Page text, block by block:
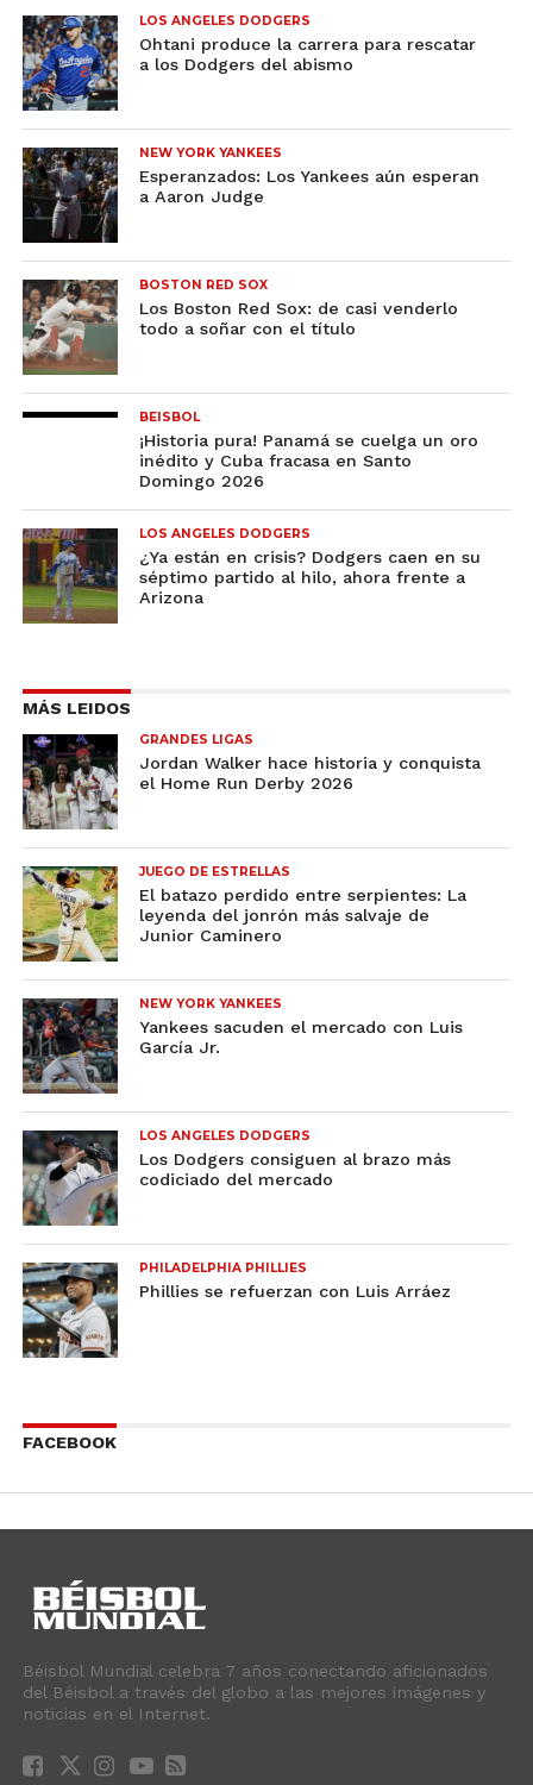
LOS ANGELES DODGERS
Ohtani produce la carrera para rescatar
a los Dodgers del abismo
NEW YORK YANKEES
Esperanzados: Los Yankees aún esperan
a Aaron Judge
BOSTON RED SOX
Los Boston Red Sox: de casi venderlo
todo a soñar con el título
BEISBOL
¡Historia pura! Panamá se cuelga un oro
inédito y Cuba fracasa en Santo
Domingo 2026
LOS ANGELES DODGERS
¿Ya están en crisis? Dodgers caen en su
séptimo partido al hilo, ahora frente a
Arizona
MÁS LEIDOS
GRANDES LIGAS
Jordan Walker hace historia y conquista
el Home Run Derby 2026
JUEGO DE ESTRELLAS
El batazo perdido entre serpientes: La
leyenda del jonrón más salvaje de
Junior Caminero
NEW YORK YANKEES
Yankees sacuden el mercado con Luis
García Jr.
LOS ANGELES DODGERS
Los Dodgers consiguen al brazo más
codiciado del mercado
PHILADELPHIA PHILLIES
Phillies se refuerzan con Luis Arráez
FACEBOOK
Béisbol Mundial celebra 7 años conectando aficionados
del Béisbol a través del globo a las mejores imágenes y
noticias en el Internet.